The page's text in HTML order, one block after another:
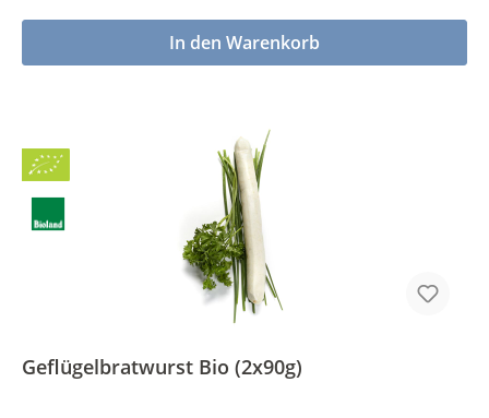
In den Warenkorb
Bio
BLa
Geflügelbratwurst Bio (2x90g)